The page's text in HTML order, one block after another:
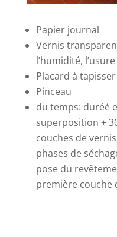
Papier journal
Vernis
l’humidité,
Placard à tapisser
Pinceau
du temps: duréé
superposition +
couches de
phases de
pose du
première couche